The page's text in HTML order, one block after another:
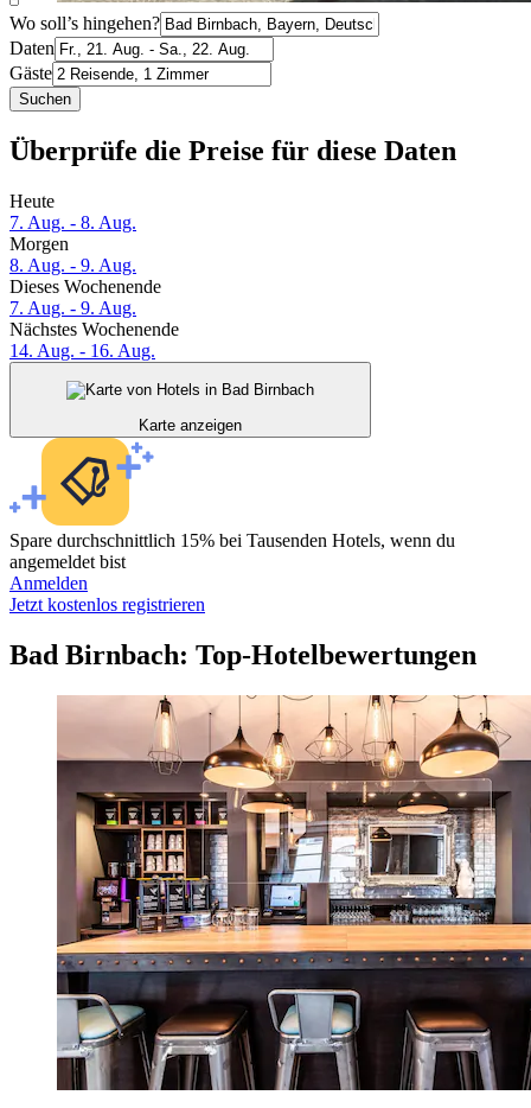
Wo soll’s hingehen?
Daten
Gäste
Suchen
Überprüfe die Preise für diese Daten
Heute
7. Aug. - 8. Aug.
Morgen
8. Aug. - 9. Aug.
Dieses Wochenende
7. Aug. - 9. Aug.
Nächstes Wochenende
14. Aug. - 16. Aug.
Karte anzeigen
Spare durchschnittlich 15% bei Tausenden Hotels, wenn du
angemeldet bist
Anmelden
Jetzt kostenlos registrieren
Bad Birnbach: Top-Hotelbewertungen